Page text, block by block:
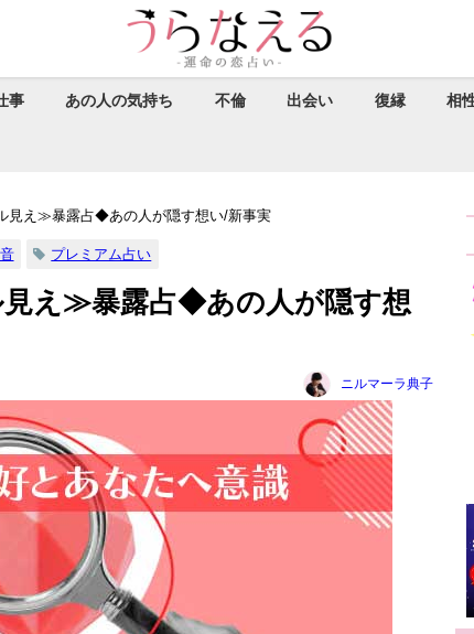
事 あの人の気持ち 不倫 出会い 復縁 相
見え≫暴露占◆あの人が隠す想い/新事実
プレミアム占い
え≫暴露占◆あの人が隠す想
ニルマーラ典子